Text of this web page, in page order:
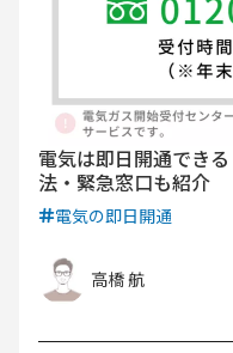
電気は即日開通でき
法・緊急窓口も紹介
電気の即日開通
高橋 航